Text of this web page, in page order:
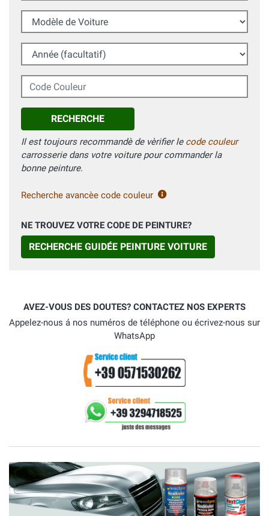
Modèle de Voiture
Année (facultatif)
Code Couleur
RECHERCHE
Il est toujours recommandè de vèrifier le code couleur
carrosserie dans votre voiture pour commander la
bonne peinture.
Recherche avancèe code couleur
NE TROUVEZ VOTRE CODE DE PEINTURE?
RECHERCHE GUIDÉE PEINTURE VOITURE
AVEZ-VOUS DES DOUTES? CONTACTEZ NOS EXPERTS
Appelez-nous á nos numéros de téléphone ou écrivez-nous sur
WhatsApp